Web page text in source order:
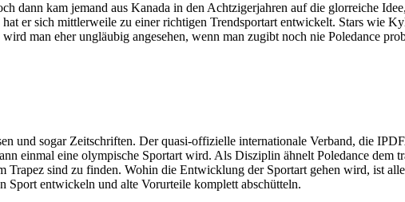
dann kam jemand aus Kanada in den Achtzigerjahren auf die glorreiche
er sich mittlerweile zu einer richtigen Trendsportart entwickelt. Stars wie
man eher ungläubig angesehen, wenn man zugibt noch nie Poledance
und sogar Zeitschriften. Der quasi-offizielle internationale Verband, die
einmal eine olympische Sportart wird. Als Disziplin ähnelt Poledance dem
sind zu finden. Wohin die Entwicklung der Sportart gehen wird, ist
Sport entwickeln und alte Vorurteile komplett abschütteln.